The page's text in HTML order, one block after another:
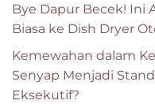
Bye Dapur Becek! Ini
Biasa ke Dish Dryer
Kemewahan dalam
Senyap Menjadi
Eksekutif?